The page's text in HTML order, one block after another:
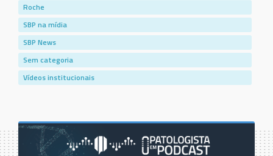
Roche
SBP na mídia
SBP News
Sem categoria
Vídeos institucionais